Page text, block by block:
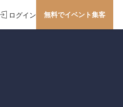
ログイン 無料でイベント集客